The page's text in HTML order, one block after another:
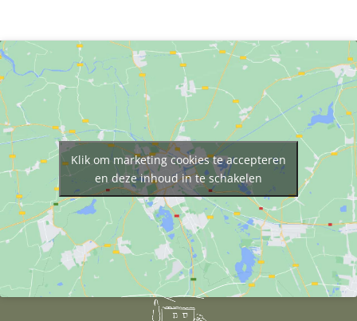
Klik om marketing cookies te accepteren
en deze inhoud in te schakelen